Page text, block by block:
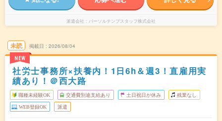
派遣会社 パーソルテンプスタッフ株式会社
未読
NEW
掲載日 2026/08/04
社労士事務所×扶養内！1日6h＆週3！直雇用実
績あり！＠西大路
職種未経験OK 交通費別途支給あり 土日祝日が休み 残業なし
WEB登録OK 派遣